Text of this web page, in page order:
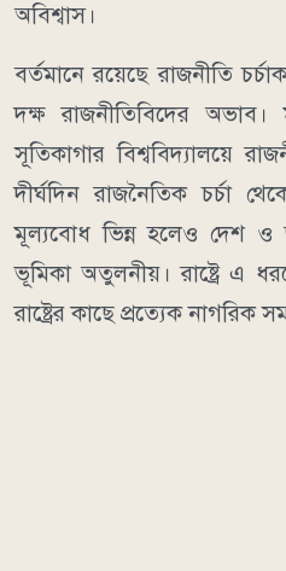
অবিশ্বাস।
বর্তমানে রয়েছে রাজনীতি
দক্ষ রাজনীতিবিদের
সূতিকাগার বিশ্ববিদ্যালয়ে
দীর্ঘদিন রাজনৈতিক চর্চা
মূল্যবোধ ভিন্ন হলেও দেশ ও
ভূমিকা অতুলনীয়। রাষ্ট্রে এ
রাষ্ট্রের কাছে প্রত্যেক নাগরিক